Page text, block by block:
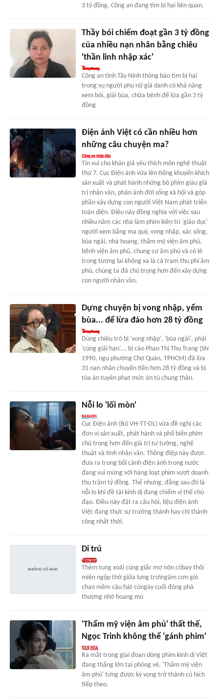
3 tỷ đồng. Công an đang tìm bị hại liên quan.
Thầy bói chiếm đoạt gần 3 tỷ đồng
của nhiều nạn nhân bằng chiêu
'thần linh nhập xác'
Công an tỉnh Tây Ninh thông báo tìm bị hại
trong vụ người phụ nữ giả danh có khả năng
xem bói, giải bùa, chữa bệnh để lừa gần 3 tỷ
đồng
Điện ảnh Việt có cần nhiều hơn
những câu chuyện ma?
Tin vui cho khán giả yêu thích môn nghệ thuật
thứ 7. Cục Điện ảnh vừa lên tiếng khuyến khích
sản xuất và phát hành những bộ phim giàu giá
trị nhân văn, phản ánh đời sống xã hội và góp
phần xây dựng con người Việt Nam phát triển
toàn diện. Điều này đồng nghĩa với việc sau
nhiều năm các nhà làm phim kiên trì 'giáo dục'
người xem bằng ma quỷ, vong nhập, xác sống,
bùa ngải, nhà hoang, thẩm mỹ viện âm phủ,
bệnh viện âm phủ, chung cư âm phủ và có lẽ
trong tương lai không xa là cả trạm thu phí âm
phủ, chúng ta đã chú trọng hơn đến xây dựng
con người nhân văn.
Dựng chuyện bị vong nhập, yểm
bùa... để lừa đảo hơn 28 tỷ đồng
Dùng chiêu trò bị 'vong nhập', 'bùa ngải', phải
'cúng giải hạn'... bị cáo Phan Thị Thu Trang (SN
1990, ngụ phường Chợ Quán, TPHCM) đã lừa
31 nạn nhân chuyển tiền hơn 28 tỷ đồng và bị
tòa án tuyên phạt mức án tù chung thân.
Nỗi lo 'lối mòn'
Cục Điện ảnh (Bộ VH-TT-DL) vừa đề nghị các
đơn vị sản xuất, phát hành và phổ biến phim
chú trọng hơn đến giá trị tư tưởng, nghệ
thuật và tính nhân văn. Thông điệp này được
đưa ra trong bối cảnh điện ảnh trong nước
đang vui mừng với hàng loạt phim vượt doanh
thu trăm tỷ đồng. Thế nhưng, đằng sau đó là
nỗi lo khi đề tài kinh dị đang chiếm vị thế chủ
đạo. Điều này đặt ra câu hỏi, liệu điện ảnh
Việt đang thực sự trưởng thành hay chỉ thành
công nhất thời.
Di trú
Thèm tung xoãi cùng giấc mơ nõn cỏbay thôi
miên ngộp thở giữa lưng trơìngậm cơn gió
chao mềm câu hát cũngày cuối đông phả
thương nhớ hoang mù
'Thẩm mỹ viện âm phủ' thất thế,
Ngọc Trinh không thể 'gánh phim'
Ra mắt trong giai đoạn dòng phim kinh dị Việt
đang thắng lớn tại phòng vé, 'Thẩm mỹ viện
âm phủ' từng được kỳ vọng trở thành cú hích
tiếp theo.